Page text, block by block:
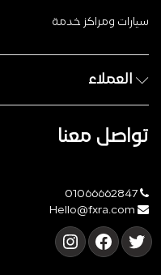
سيارات ومراكز خدمة
العملاء
تواصل معنا
تويترفيسبوكإنستجرام